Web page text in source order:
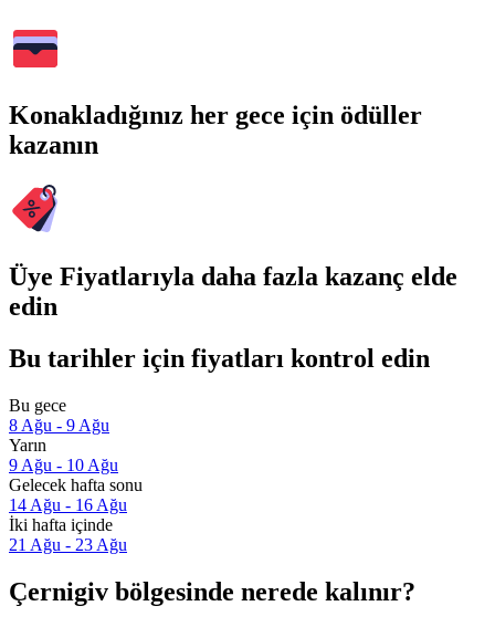
Konakladığınız her gece için ödüller
kazanın
Üye Fiyatlarıyla daha fazla kazanç elde
edin
Bu tarihler için fiyatları kontrol edin
Bu gece
8 Ağu - 9 Ağu
Yarın
9 Ağu - 10 Ağu
Gelecek hafta sonu
14 Ağu - 16 Ağu
İki hafta içinde
21 Ağu - 23 Ağu
Çernigiv bölgesinde nerede kalınır?